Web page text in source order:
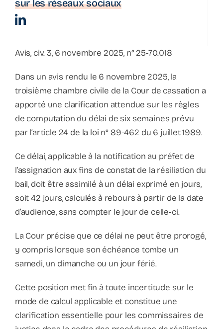
Podcast
sur les réseaux sociaux
Avis, civ. 3, 6 novembre 2025, n° 25-70.018
Dans un avis rendu le 6 novembre 2025, la
troisième chambre civile de la Cour de cassation a
apporté une clarification attendue sur les règles
de computation du délai de six semaines prévu
par l’article 24 de la loi n° 89-462 du 6 juillet 1989.
Ce délai, applicable à la notification au préfet de
l’assignation aux fins de constat de la résiliation du
bail, doit être assimilé à un délai exprimé en jours,
soit42 jours, calculés à rebours à partir de la date
d’audience, sans compter le jour de celle-ci.
La Cour précise que ce délai ne peut être prorogé,
y compris lorsque son échéance tombe un
samedi, un dimanche ou un jour férié.
Cette position met fin à toute incertitude sur le
mode de calcul applicable et constitue une
clarification essentielle pour les commissaires de